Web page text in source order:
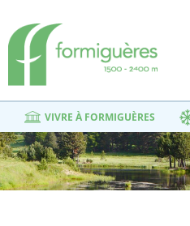
VIVRE À FORMIGUÈRES